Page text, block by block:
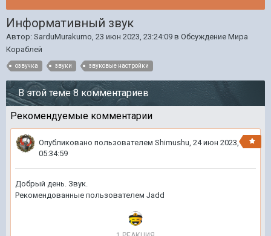
Информативный звук
Автор: SarduMurakumo, 23 июн 2023, 23:24:09 в Обсуждение Мира
Кораблей
озвучка звуки звуковые настройки
В этой теме 8 комментариев
Рекомендуемые комментарии
Опубликовано пользователем Shimushu 24 июн 2023,
05:34:59
Добрый день. Звук.
Рекомендованные пользователем Jadd